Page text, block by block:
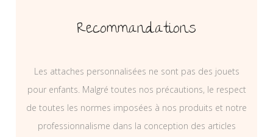
Recommandations
Les attaches personnalisées ne sont pas des jouets
pour enfants. Malgré toutes nos précautions, le respect
de toutes les normes imposées à nos produits et notre
professionnalisme dans la conception des articles